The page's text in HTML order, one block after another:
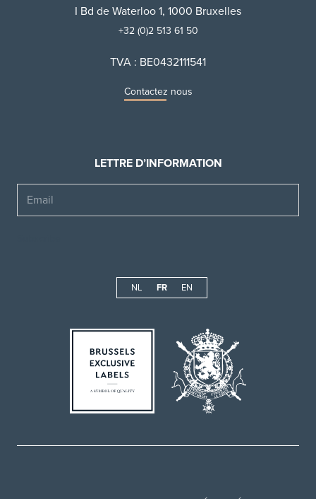
I Bd de Waterloo 1, 1000 Bruxelles
+32 (0)2 513 61 50
TVA : BE0432111541
Contactez nous
LETTRE D’INFORMATION
NL FR EN